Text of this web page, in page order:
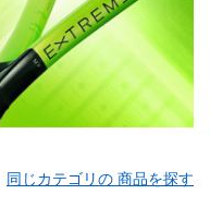
同じカテゴリの 商品を探す